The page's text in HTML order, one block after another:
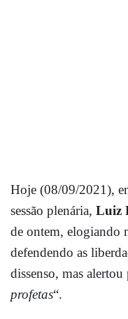
Hoje (08/09/2021),
sessão plenária, Luiz
de ontem, elogiando
defendendo as
dissenso, mas
profetas“.